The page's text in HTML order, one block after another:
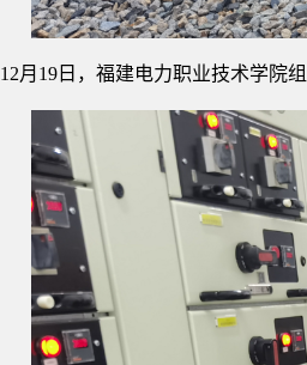
12月19日，福建电力职业技术学院